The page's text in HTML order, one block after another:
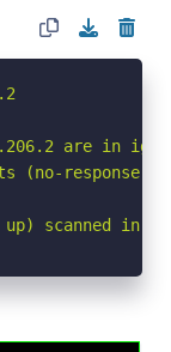
are in
(no-response)
scanned in